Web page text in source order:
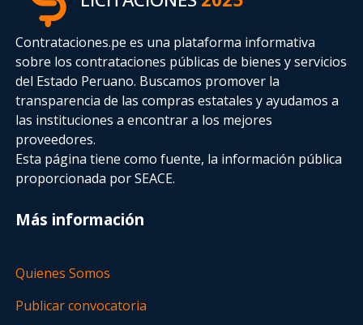
Contrataciones.pe es una plataforma informativa
sobre los contrataciones públicas de bienes y servicios
del Estado Peruano. Buscamos promover la
transparencia de las compras estatalesy ayudamos a
las instituciones a encontrar a los mejores
proveedores.
Esta página tiene como fuente, la información pública
proporcionada por SEACE.
Más información
Quienes Somos
Publicar convocatoria